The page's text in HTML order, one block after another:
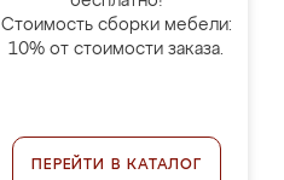
Стоимость сборки мебели:
10% от стоимости заказа.
ПЕРЕЙТИ В КАТАЛОГ